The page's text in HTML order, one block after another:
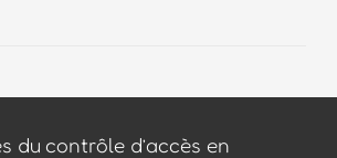
du contrôle d’accès en